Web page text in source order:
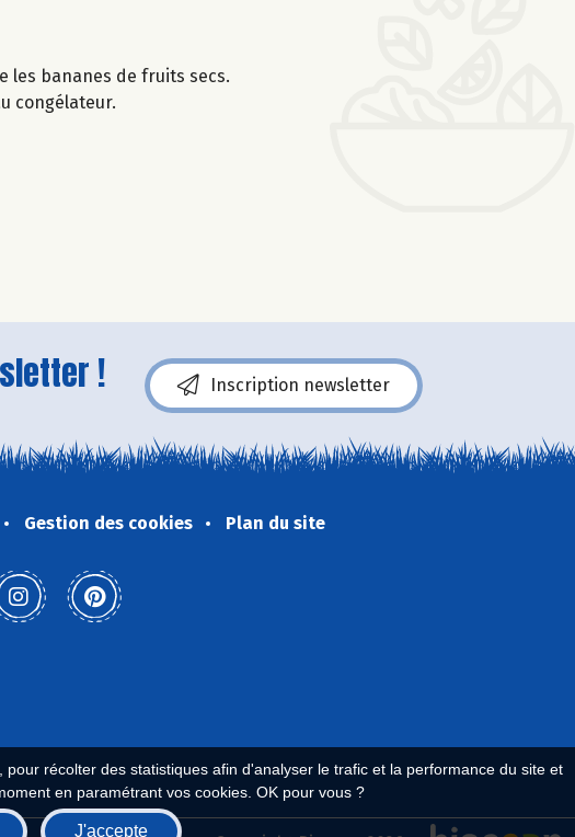
récolter des statistiques afin d'analyser le trafic et la performance du site et
en paramétrant vos cookies. OK pour vous ?
J'accepte
les bananes de fruits secs.
congélateur.
! Inscription newsletter
Gestion des cookies Plan du site